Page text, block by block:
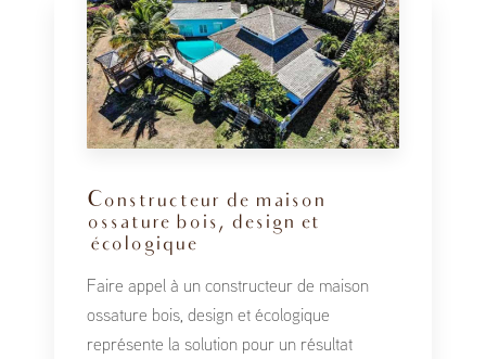
Constructeur de maison
ossature bois, design et
écologique
Faire appel à un constructeur de maison
ossature bois, design et écologique
représente la solution pour un résultat